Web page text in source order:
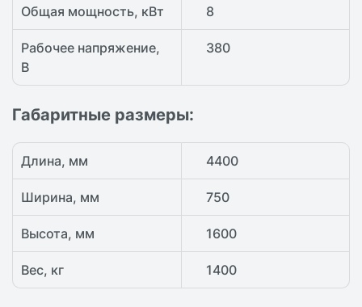
Общая мощность, кВт 8
Рабочее напряжение,
В
380
Габаритные размеры:
Длина, мм 4400
Ширина, мм 750
Высота, мм 1600
Вес, кг 1400